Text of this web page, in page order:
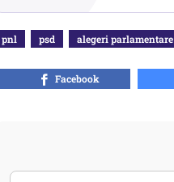
pnl psd alegeri parlamentare
Facebook